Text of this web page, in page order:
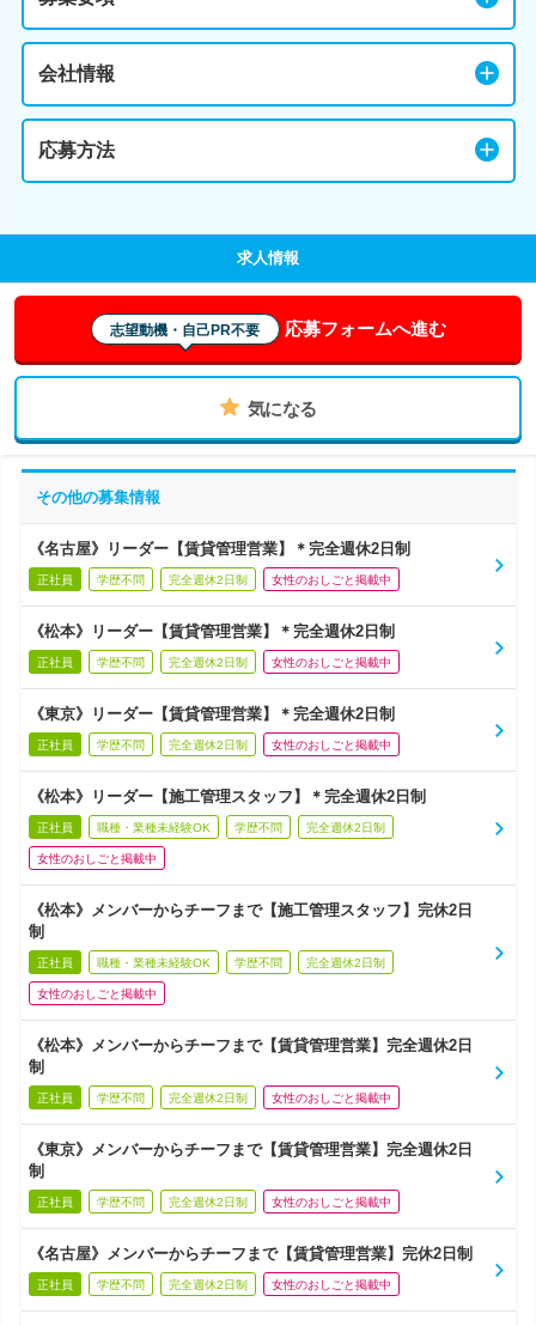
会社情報
応募方法
求人情報
志望動機・自己PR不要 応募フォームへ進む
気になる
その他の募集情報
《名古屋》リーダー【賃貸管理営業】＊完全週休2日制
正社員 学歴不問 完全週休2日制 女性のおしごと掲載中
《松本》リーダー【賃貸管理営業】＊完全週休2日制
正社員 学歴不問 完全週休2日制 女性のおしごと掲載中
《東京》リーダー【賃貸管理営業】＊完全週休2日制
正社員 学歴不問 完全週休2日制 女性のおしごと掲載中
《松本》リーダー【施工管理スタッフ】＊完全週休2日制
正社員 職種・業種未経験OK 学歴不問 完全週休2日制
女性のおしごと掲載中
《松本》メンバーからチーフまで【施工管理スタッフ】完休2日
制
正社員 職種・業種未経験OK 学歴不問 完全週休2日制
女性のおしごと掲載中
《松本》メンバーからチーフまで【賃貸管理営業】完全週休2日
制
正社員 学歴不問 完全週休2日制 女性のおしごと掲載中
《東京》メンバーからチーフまで【賃貸管理営業】完全週休2日
制
正社員 学歴不問 完全週休2日制 女性のおしごと掲載中
《名古屋》メンバーからチーフまで【賃貸管理営業】完休2日制
正社員 学歴不問 完全週休2日制 女性のおしごと掲載中